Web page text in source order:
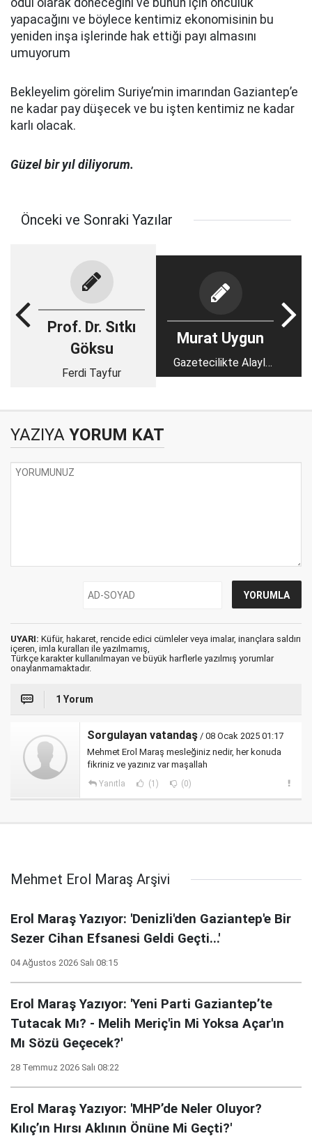
ödül olarak döneceğini ve bunun için öncülük
yapacağını ve böylece kentimiz ekonomisinin bu
yeniden inşa işlerinde hak ettiği payı almasını
umuyorum
Bekleyelim görelim Suriye’min imarından Gaziantep’e
ne kadar pay düşecek ve bu işten kentimiz ne kadar
karlı olacak.
Güzel bir yıl diliyorum.
Önceki ve Sonraki Yazılar
Prof. Dr. Sıtkı
Göksu
Ferdi Tayfur
Murat Uygun
Gazetecilikte Alaylı
mı Mektepli mi?
YAZIYA YORUM KAT
UYARI: Küfür, hakaret, rencide edici cümleler veya imalar, inançlara saldırı
içeren, imla kuralları ile yazılmamış,
Türkçe karakter kullanılmayan ve büyük harflerle yazılmış yorumlar
onaylanmamaktadır.
1 Yorum
Sorgulayan vatandaş / 08 Ocak 2025 01:17
Mehmet Erol Maraş mesleğiniz nedir, her konuda
fikriniz ve yazınız var maşallah
Yanıtla (1) (0)
Mehmet Erol Maraş Arşivi
Erol Maraş Yazıyor: 'Denizli'den Gaziantep'e Bir
Sezer Cihan Efsanesi Geldi Geçti...'
04 Ağustos 2026 Salı 08:15
Erol Maraş Yazıyor: 'Yeni Parti Gaziantep’te
Tutacak Mı? - Melih Meriç'in Mi Yoksa Açar'ın
Mı Sözü Geçecek?'
28 Temmuz 2026 Salı 08:22
Erol Maraş Yazıyor: 'MHP’de Neler Oluyor?
Kılıç’ın Hırsı Aklının Önüne Mi Geçti?'